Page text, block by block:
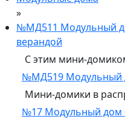
»
№МД511 Модульный
верандой
С этим мини-
№МД519 Модульный
Мини-домики в
№17 Модульный дом